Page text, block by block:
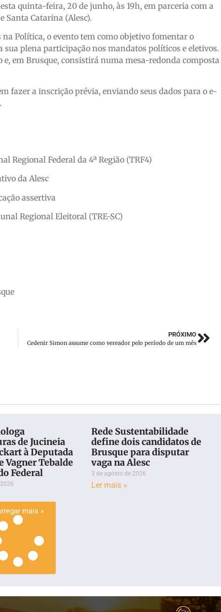
quinta-feira, 20 de junho, às 19h, em parceria com a
Santa Catarina (Alesc).
Política, o evento tem como objetivo fomentar o
plena participação nos mandatos políticos e eletivos.
em Brusque, consistirá numa mesa-redonda composta
fazer a inscrição prévia, enviando seus dados para o e-
Regional Federal da 4ª Região (TRF4)
da Alesc
assertiva
Regional Eleitoral (TRE-SC)
PRÓXIMO
Cedenir Simon assume como vereador pelo período de um mês
de Jucineia
à Deputada
Vagner Tebalde
Federal
Rede Sustentabilidade
define dois candidatos de
Brusque para disputar
vaga na Alesc
3 de agosto de 2026
Ler mais »
mais »